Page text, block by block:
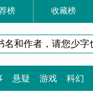
榜 收藏榜
悬疑 游戏 科幻